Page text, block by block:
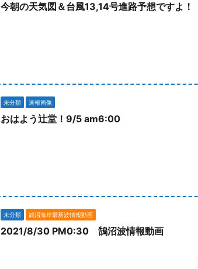
今朝の天気図＆台風13,14号進路予想ですよ！
未分類 速報画像
おはよう辻堂！9/5 am6:00
未分類 鵠沼海岸最新波情報動画
2021/8/30 PM0:30 鵠沼波情報動画